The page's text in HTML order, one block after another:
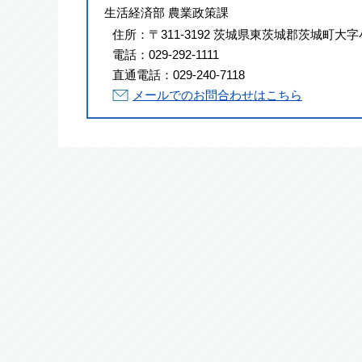
生活経済部 農業政策課
住所： 〒311-3192 茨城県東茨城郡茨城町大
電話： 029-292-1111
直通電話： 029-240-7118
メールでのお問合わせはこちら